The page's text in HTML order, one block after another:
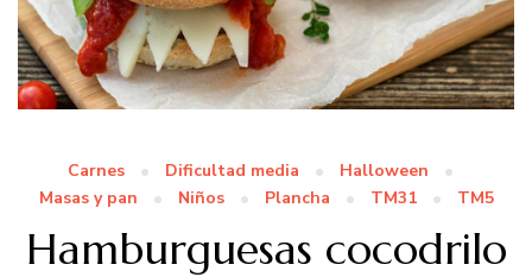
Carnes Dificultad media
Halloween
Masas y pan
Niños Plancha TM31 TM5
Hamburguesas cocodrilo